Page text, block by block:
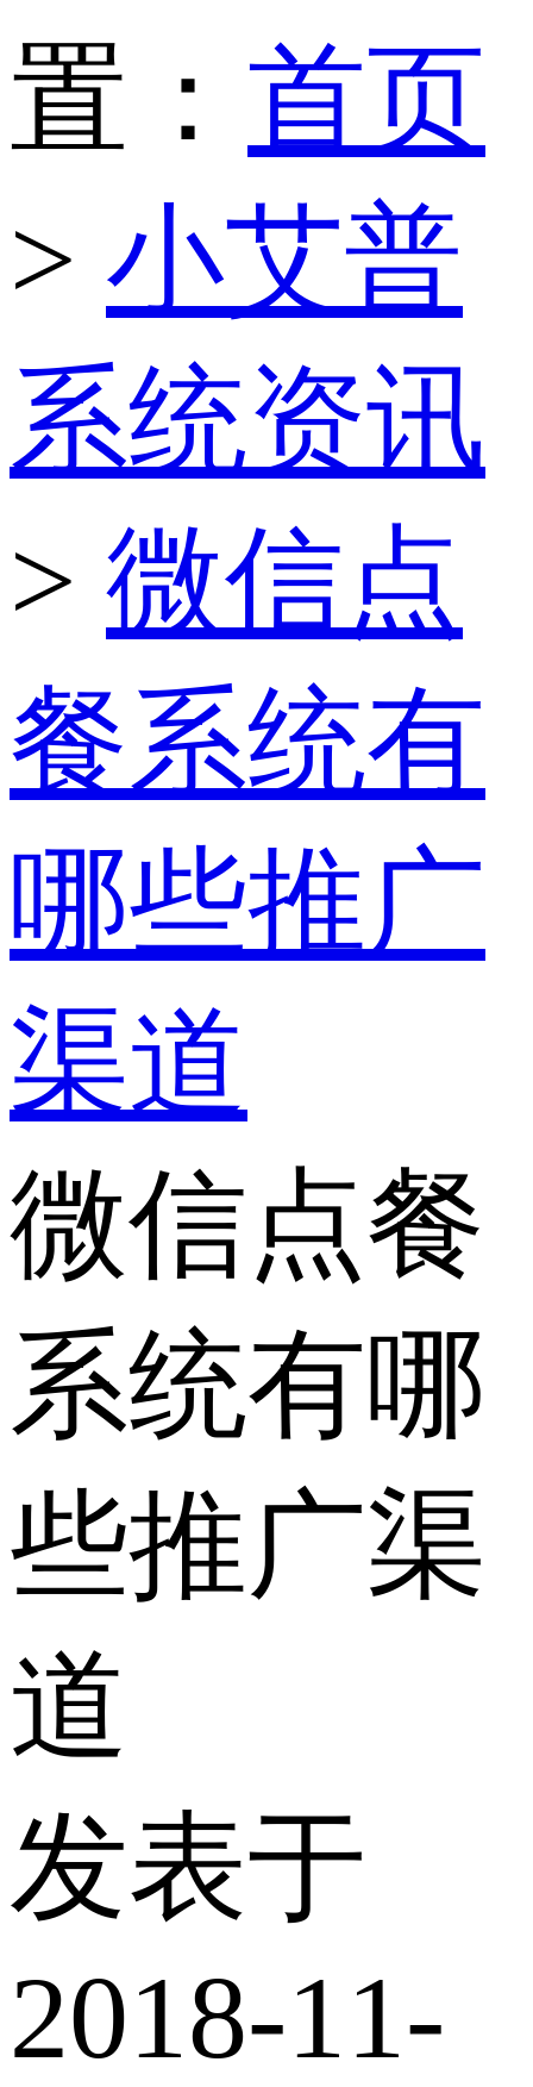
置： 首页
> 小艾普
系统资讯
> 微信点
餐系统有
哪些推广
渠道
微信点餐
系统有哪
些推广渠
道
发表于
2018-11-